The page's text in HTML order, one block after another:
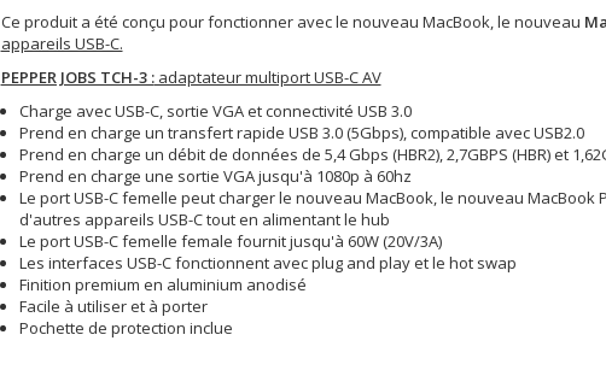
Ce produit a été conçu pour fonctionner avec le nouveau MacBook, le nouveau
appareils USB-C.
PEPPER JOBS TCH-3 :adaptateur multiport USB-C AV
Charge avec USB-C, sortie VGA et connectivité USB 3.0
Prend en charge un transfert rapide USB 3.0 (5Gbps), compatible avec USB2.0
Prend en charge un débit de données de 5,4 Gbps (HBR2), 2,7GBPS (HBR) et
Prend en charge une sortie VGA jusqu'à 1080p à 60hz
Le port USB-C femelle peut charger le nouveau MacBook, le nouveau
d'autres appareils USB-C tout en alimentant le hub
Le port USB-C femelle female fournit jusqu'à 60W (20V/3A)
Les interfaces USB-C fonctionnent avec plug and play et le hot swap
Finition premium en aluminium anodisé
Facile à utiliser et à porter
Pochette de protection inclue